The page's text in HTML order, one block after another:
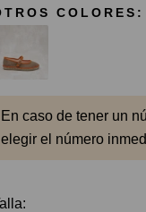
COLORES:
En caso de tener un
elegir el número